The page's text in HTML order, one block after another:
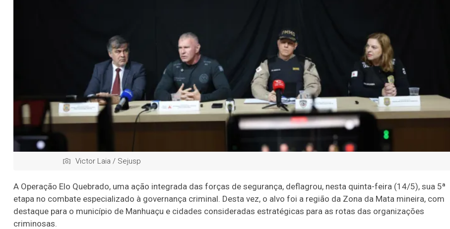
Victor Laia / Sejusp
A Operação Elo Quebrado, uma ação integrada das forças de segurança, deflagrou, nesta quinta-feira (14/5), sua 5ª
etapa no combate especializado à governança criminal. Desta vez, o alvo foi a região da Zona da Mata mineira, com
destaque para o município de Manhuaçu e cidades consideradas estratégicas para as rotas das organizações
criminosas.